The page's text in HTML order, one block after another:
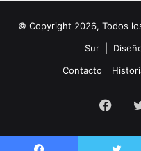
© Copyright 2026, Todos
Sur |
Contacto